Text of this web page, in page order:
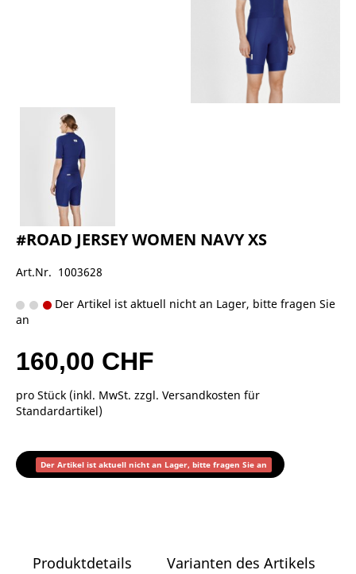
#ROAD JERSEY WOMEN NAVY XS
Art.Nr. 1003628
Der Artikel ist aktuell nicht an Lager, bitte fragen Sie
an
160,00 CHF
pro Stück (inkl. MwSt. zzgl. Versandkosten für
Standardartikel)
Der Artikel ist aktuell nicht an Lager, bitte fragen Sie an
Produktdetails
Varianten des Artikels